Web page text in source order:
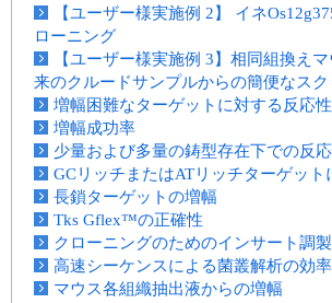
【ユーザー様実施例 2】 イネ
ローニング
【ユーザー様実施例 3】相同組換え
来のクルードサンプルからの簡便なス
増幅困難なターゲットに対する反応性
増幅成功率
少量および多量の鋳型存在下での反
GCリッチまたはATリッチターゲット
長鎖ターゲットの増幅
Tks Gflex™の正確性
クローニングのためのインサート調
高速シーケンスによる菌叢解析の効
マウス各組織抽出液からの増幅